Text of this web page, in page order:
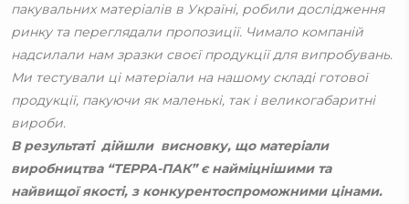
пакувальних матеріалів в Україні, робили дослідження
ринку та переглядали пропозиції. Чимало компаній
надсилали нам зразки своєї продукції для випробувань.
Ми тестували ці матеріали на нашому складі готової
продукції, пакуючи як маленькі, так і великогабаритні
вироби.
В результаті дійшли висновку, що матеріали
виробництва “ТЕРРА-ПАК” є найміцнішими та
найвищої якості, з конкурентоспроможними цінами.